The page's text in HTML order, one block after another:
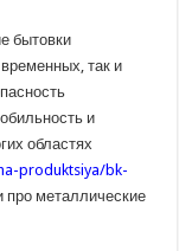
бытовки
так и
и
областях
produktsiya/bk-
металлические